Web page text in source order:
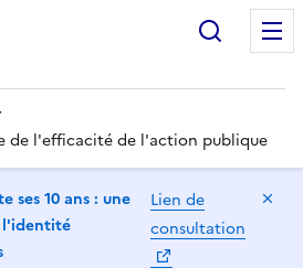
de l'efficacité de l'action publique
ses 10 ans : une
l'identité
Lien de
consultation